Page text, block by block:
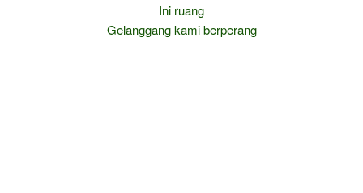
Ini ruang
Gelanggang kami berperang